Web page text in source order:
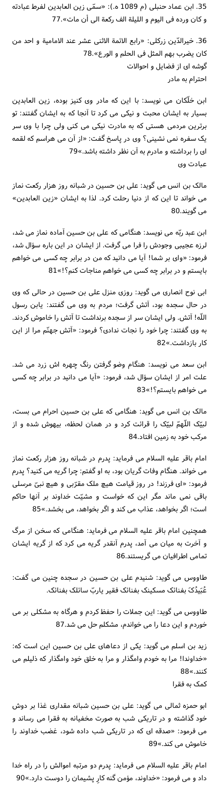
35. ابن عماد حنبلی (م 1089 ه.): «سمّی زین العابدین لفرط عبادته
و کان ورده فی الیوم و اللیلة الف رکعة الی أن مات».77
36. خیرالدّین زرکلی: «رابع الائمة الاثنی عشر عند الامامیة و احد من
کان یضرب بهم المثل فی الحلم و الورع».78
گوشه ای از فضایل و احوالات
احترام به مادر
ابن خلّکان می نویسد: با این که مادر وی کنیز بوده، زین العابدین
بسیار به ایشان محبت و نیکی می کرد تا آنجا که به ایشان گفتند: تو
برترین مردمی هستی که به مادرت نیکی می کنی ولی چرا با وی سر
یک سفره نمی نشینی؟ وی در پاسخ گفت: «از آن می هراسم که لقمه
ای را برداشته و مادرم به آن نظر داشته باشد.»79
عبادت وی
مالک بن انس می گوید: علی بن حسین در شبانه روز هزار رکعت نماز
می خواند تا این که از دنیا رحلت کرد. لذا به ایشان «زین العابدین»
می گویند.80
ابن عبد ربّه می نویسد: هنگامی که علی بن حسین آماده نماز می شد،
لرزه عجیبی وجودش را فرا می گرفت. از ایشان در این باره سؤال شد،
فرمود: «وای بر شما! آیا می دانید که من در برابر چه کسی می خواهم
بایستم و در برابر چه کسی می خواهم مناجات کنم؟!»81
ابی نوح انصاری می گوید: روزی منزل علی بن حسین در حالی که وی
در حال سجده بود، آتش گرفت؛ مردم به وی می گفتند: یابن رسول
اللّه! آتش. ولی ایشان سر از سجده برنداشت تا آتش را خاموش کردند.
به وی گفتند: چرا خود را نجات ندادی؟ فرمود: «آتش جهنّم مرا از این
کار بازداشت.»82
ابن سعد می نویسد: هنگام وضو گرفتن رنگ چهره اش زرد می شد.
علت امر از ایشان سؤال شد، فرمود: «آیا می دانید در برابر چه کسی
می خواهم بایستم؟!»83
مالک بن انس می گوید: هنگامی که علی بن حسین احرام می بست،
لبیّک اللّهمّ لبیّک را قرائت کرد و در همان لحظه، بیهوش شده و از
مرکب خود به زمین افتاد.84
امام باقر علیه السلام می فرماید: پدرم در شبانه روز هزار رکعت نماز
می خواند. هنگام وفات گریان بود، به او گفتم: چرا گریه می کنید؟ پدرم
فرمود: «ای فرزند! در روز قیامت هیچ ملک مقرّبی و هیچ نبیّ مرسلی
باقی نمی ماند مگر این که خواست و مشیّت خداوند بر آنها حاکم
است؛ اگر بخواهد، عذاب می کند و اگر بخواهد، می بخشد.»85
همچنین امام باقر علیه السلام می فرماید: هنگامی که سخن از مرگ
و آخرت به میان می آمد، پدرم آنقدر گریه می کرد که از گریه ایشان
تمامی اطرافیان می گریستند.86
طاووس می گوید: شنیدم علی بن حسین در سجده چنین می گفت:
عُبَیدُکَ بفنائک مسکینک بفنائک فقیر یاربّ سائلک بفنائک.
طاووس می گوید: این جملات را حفظ کردم و هرگاه به مشکلی بر می
خوردم و این دعا را می خواندم، مشکلم حل می شد.87
زید بن اسلم می گوید: یکی از دعاهای علی بن حسین این است که:
«خداوندا! مرا به خودم وامگذار و مرا به خلق خود وامگذار که ذلیلم می
کنند.»88
کمک به فقرا
ابو حمزه ثمالی می گوید: علی بن حسین شبانه مقداری غذا بر دوش
خود گذاشته و در تاریکی شب به صورت مخفیانه به فقرا می رساند و
می فرمود: «صدقه ای که در تاریکی شب داده شود، غضب خداوند را
خاموش می کند.»89
امام باقر علیه السلام می فرماید: پدرم دو مرتبه اموالش را در راه خدا
داد و می فرمود: «خداوند، مؤمن گنه کارِ پشیمان را دوست دارد.»90